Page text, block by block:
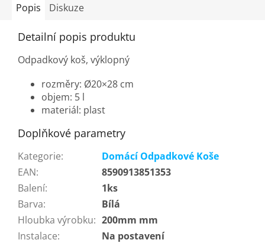
Popis Diskuze
Detailní popis produktu
Odpadkový koš, výklopný
rozměry: Ø20×28 cm
objem: 5 l
materiál: plast
Doplňkové parametry
Kategorie:
Domácí Odpadkové Koše
EAN:
8590913851353
Balení:
1ks
Barva:
Bílá
Hloubka výrobku: 200mm mm
Instalace:
Na postavení